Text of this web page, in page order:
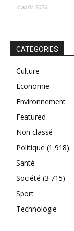
4 août 2026
CATEGORIES
Culture
Economie
Environnement
Featured
Non classé
Politique (1 918)
Santé
Société (3 715)
Sport
Technologie